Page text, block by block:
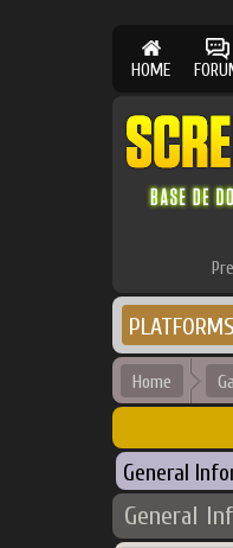
HOME
PLATFORMS
Home
General
General